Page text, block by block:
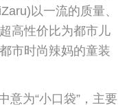
以一流的质量、
高性价比为都市儿
市时尚辣妈的童装
意为“小口袋”，主要